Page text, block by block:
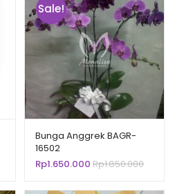
Sale!
Bunga Anggrek BAGR-
16502
Rp1.650.000 Rp1.850.000